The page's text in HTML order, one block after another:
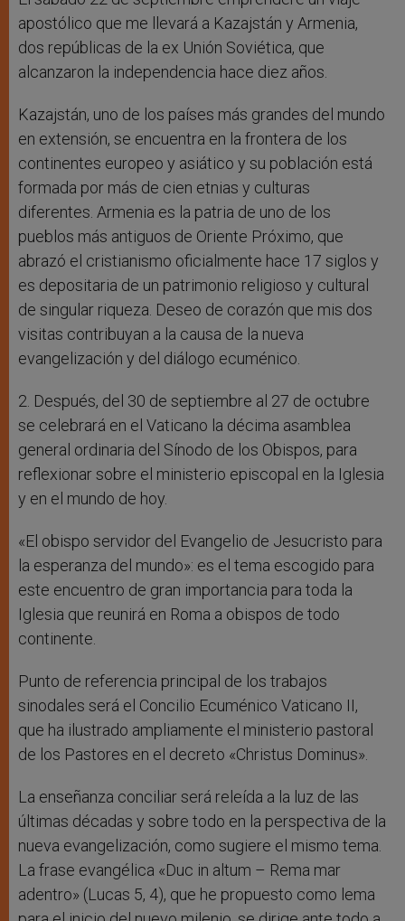
apostólico que me llevará a Kazajstán y Armenia,
dos repúblicas de la ex Unión Soviética, que
alcanzaron la independencia hace diez años.
Kazajstán, uno de los países más grandes del mundo
en extensión, se encuentra en la frontera de los
continentes europeo y asiático y su población está
formada por más de cien etnias y culturas
diferentes. Armenia es la patria de uno de los
pueblos más antiguos de Oriente Próximo, que
abrazó el cristianismo oficialmente hace 17 siglos y
es depositaria de un patrimonio religioso y cultural
de singular riqueza. Deseo de corazón que mis dos
visitas contribuyan a la causa de la nueva
evangelización y del diálogo ecuménico.
2. Después, del 30 de septiembre al 27 de octubre
se celebrará en el Vaticano la décima asamblea
general ordinaria del Sínodo de los Obispos, para
reflexionar sobre el ministerio episcopal en la Iglesia
y en el mundo de hoy.
«El obispo servidor del Evangelio de Jesucristo para
la esperanza del mundo»: es el tema escogido para
este encuentro de gran importancia para toda la
Iglesia que reunirá en Roma a obispos de todo
continente.
Punto de referencia principal de los trabajos
sinodales será el Concilio Ecuménico Vaticano II,
que ha ilustrado ampliamente el ministerio pastoral
de los Pastores en el decreto «Christus Dominus».
La enseñanza conciliar será releída a la luz de las
últimas décadas y sobre todo en la perspectiva de la
nueva evangelización, como sugiere el mismo tema.
La frase evangélica «Duc in altum – Rema mar
adentro» (Lucas 5, 4), que he propuesto como lema